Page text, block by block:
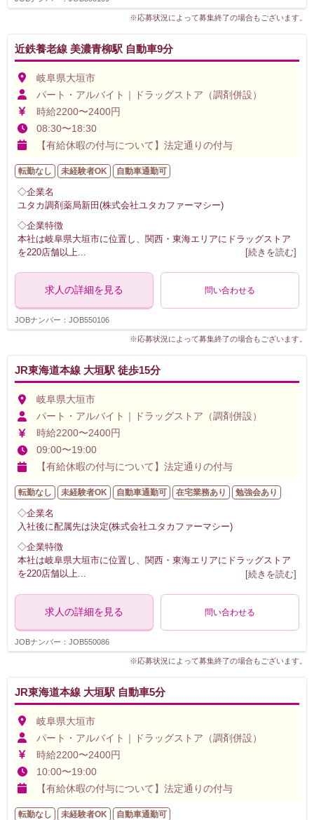
※応募状況によって募集終了の場合もございます。
近鉄養老線 美濃青柳駅 自動車9分
岐阜県大垣市
パート・アルバイト｜ドラッグストア（調剤併設）
時給2200〜2400円
08:30〜18:30
【有給休暇の付与について】法定通りの付与
転勤なし 未経験者OK 自動車通勤可
◇企業名
ユタカ調剤薬局新田(株式会社ユタカファーマシー)
◇企業特徴
本社は岐阜県大垣市に位置し、関西・東海エリアにドラッグストア
を220店舗以上
[続きを読む]
求人の詳細を見る 問い合わせる
JOBナンバー：JOB550106
※応募状況によって募集終了の場合もございます。
JR東海道本線 大垣駅 徒歩15分
岐阜県大垣市
パート・アルバイト｜ドラッグストア（調剤併設）
時給2200〜2400円
09:00〜19:00
【有給休暇の付与について】法定通りの付与
転勤なし 未経験者OK 自動車通勤可 在宅業務あり 勉強会あり
◇企業名
入社後に配属先は決定(株式会社ユタカファーマシー)
◇企業特徴
本社は岐阜県大垣市に位置し、関西・東海エリアにドラッグストア
を220店舗以上... [続きを読む]
求人の詳細を見る 問い合わせる
JOBナンバー：JOB550086
※応募状況によって募集終了の場合もございます。
JR東海道本線 大垣駅 自動車5分
岐阜県大垣市
パート・アルバイト｜ドラッグストア（調剤併設）
時給2200〜2400円
10:00〜19:00
【有給休暇の付与について】法定通りの付与
転勤なし 未経験者OK 自動車通勤可